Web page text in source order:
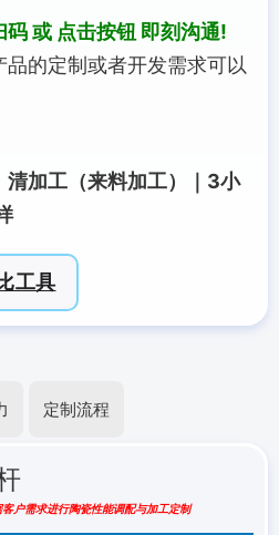
或 点击按钮 即刻沟通!
的定制或者开发需求可以
清加工（来料加工）｜3小
工具
定制流程
户需求进行陶瓷性能调配与加工定制